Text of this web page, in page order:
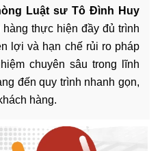
Luật sư Tô Đình Huy
thực hiện đầy đủ trình
lợi và hạn chế rủi ro pháp
chuyên sâu trong lĩnh
đến quy trình nhanh gọn,
hàng.